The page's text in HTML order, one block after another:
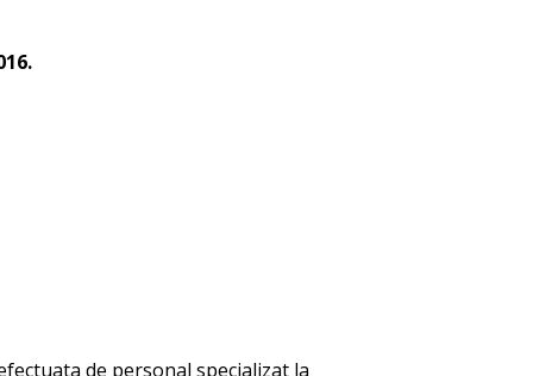
de personal specializat la